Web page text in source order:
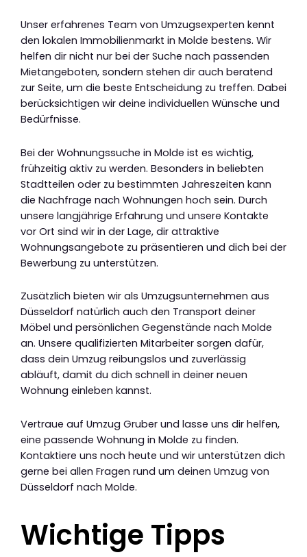
Unser erfahrenes Team von Umzugsexperten kennt
den lokalen Immobilienmarkt in Molde bestens. Wir
helfen dir nicht nur bei der Suche nach passenden
Mietangeboten, sondern stehen dir auch beratend
zur Seite, um die beste Entscheidung zu treffen. Dabei
berücksichtigen wir deine individuellen Wünsche und
Bedürfnisse.
Bei der Wohnungssuche in Molde ist es wichtig,
frühzeitig aktiv zu werden. Besonders in beliebten
Stadtteilen oder zu bestimmten Jahreszeiten kann
die Nachfrage nach Wohnungen hoch sein. Durch
unsere langjährige Erfahrung und unsere Kontakte
vor Ort sind wir in der Lage, dir attraktive
Wohnungsangebote zu präsentieren und dich bei der
Bewerbung zu unterstützen.
Zusätzlich bieten wir als Umzugsunternehmen aus
Düsseldorf natürlich auch den Transport deiner
Möbel und persönlichen Gegenstände nach Molde
an. Unsere qualifizierten Mitarbeiter sorgen dafür,
dass dein Umzug reibungslos und zuverlässig
abläuft, damit du dich schnell in deiner neuen
Wohnung einleben kannst.
Vertraue auf Umzug Gruber und lasse uns dir helfen,
eine passende Wohnung in Molde zu finden.
Kontaktiere uns noch heute und wir unterstützen dich
gerne bei allen Fragen rund um deinen Umzug von
Düsseldorf nach Molde.
Wichtige Tipps